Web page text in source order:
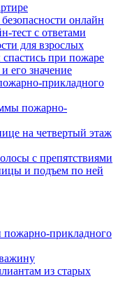
онлайн
тест с ответами
для взрослых
при пожаре
его значение
прикладного
пожарно-
на четвертый этаж
с препятствиями
и подъем по ней
пожарно-прикладного
из старых